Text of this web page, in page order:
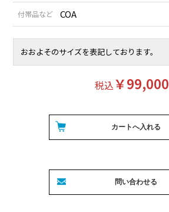
付帯品など COA
おおよそのサイズを表記しております。
税込￥99,000